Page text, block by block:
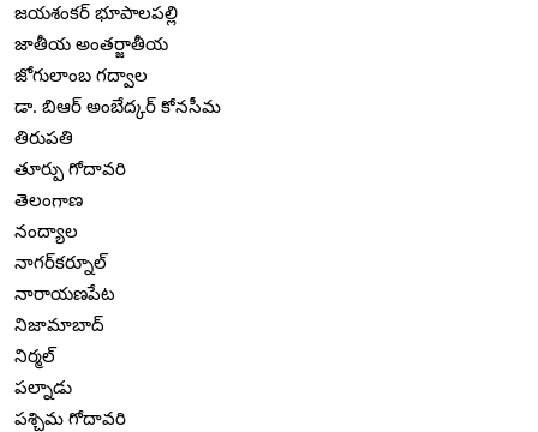
జయశంకర్ భూపాలపల్లి
జాతీయ అంతర్జాతీయ
జోగులాంబ గద్వాల
డా. బిఆర్ అంబేద్కర్ కోనసీమ
తిరుపతి
తూర్పు గోదావరి
తెలంగాణ
నంద్యాల
నాగర్‌కర్నూల్
నారాయణపేట
నిజామాబాద్
నిర్మల్
పల్నాడు
పశ్చిమ గోదావరి